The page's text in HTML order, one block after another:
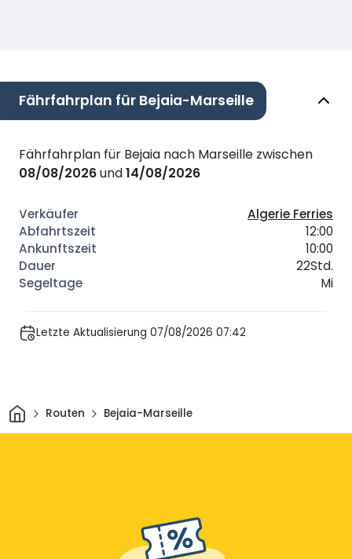
Fährfahrplan für Bejaia-Marseille
Fährfahrplan für Bejaia nach Marseille zwischen
08/08/2026und14/08/2026
Algerie Ferries
12:00
10:00
22Std.
Mi
Letzte Aktualisierung 07/08/2026 07:42
HeimRouten Bejaia-Marseille